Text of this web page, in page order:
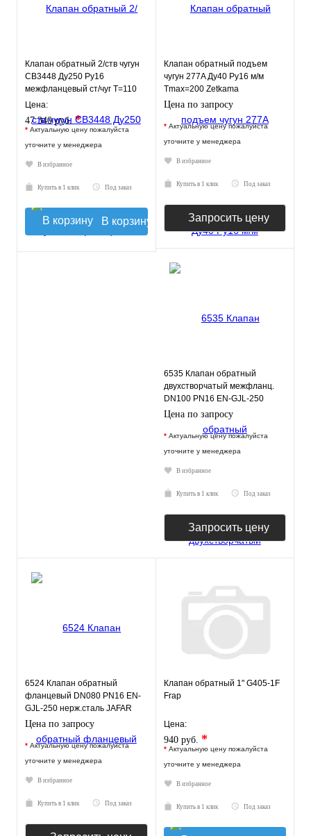
Клапан обратный 2/ств чугун
CB3448 Ду250 Ру16
межфланцевый ст/чуг T=110
Tecofi CB3448N-EP0250
Цена:
47 340 руб. *
* Актуальную цену пожалуйста
уточните у менеджера
В избранное
Купить в 1 клик Под заказ
В корзину
Клапан обратный подъем
чугун 277A Ду40 Ру16 м/м
Tmax=200 Zetkama
277A040C31
Цена по запросу
* Актуальную цену пожалуйста
уточните у менеджера
В избранное
Купить в 1 клик Под заказ
Запросить цену
6535 Клапан обратный
двухстворчатый межфланц.
DN100 PN16 EN-GJL-250
нерж.сталь EPDM JAFAR
Цена по запросу
* Актуальную цену пожалуйста
уточните у менеджера
В избранное
Купить в 1 клик Под заказ
Запросить цену
6524 Клапан обратный
фланцевый DN080 PN16 EN-
GJL-250 нерж.сталь JAFAR
Цена по запросу
* Актуальную цену пожалуйста
уточните у менеджера
В избранное
Купить в 1 клик Под заказ
Клапан обратный 1" G405-1F
Frap
Цена:
940 руб. *
* Актуальную цену пожалуйста
уточните у менеджера
В избранное
Купить в 1 клик Под заказ